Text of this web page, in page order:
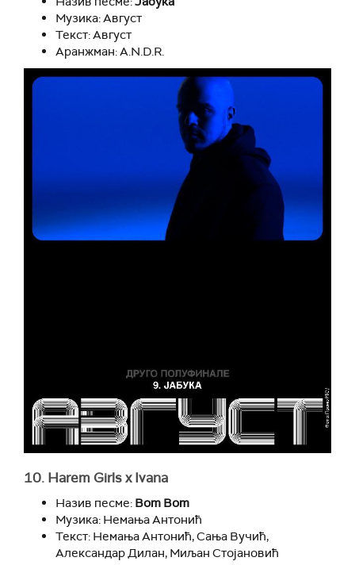
Музика: Август
Текст: Август
Аранжман: A.N.D.R.
10. Harem Girls x Ivana
Назив песме: Bom Bom
Музика: Немања Антонић
Текст: Немања Антонић, Сања Вучић,
Александар Дилан, Миљан Стојановић